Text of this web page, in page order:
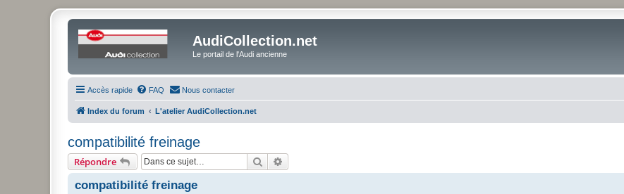
AudiCollection.net
Le portail de l'Audi ancienne
Accès rapide FAQ Nous contacter
Index du forum L'atelier AudiCollection.net
compatibilité freinage
Répondre Rechercher
compatibilité freinage